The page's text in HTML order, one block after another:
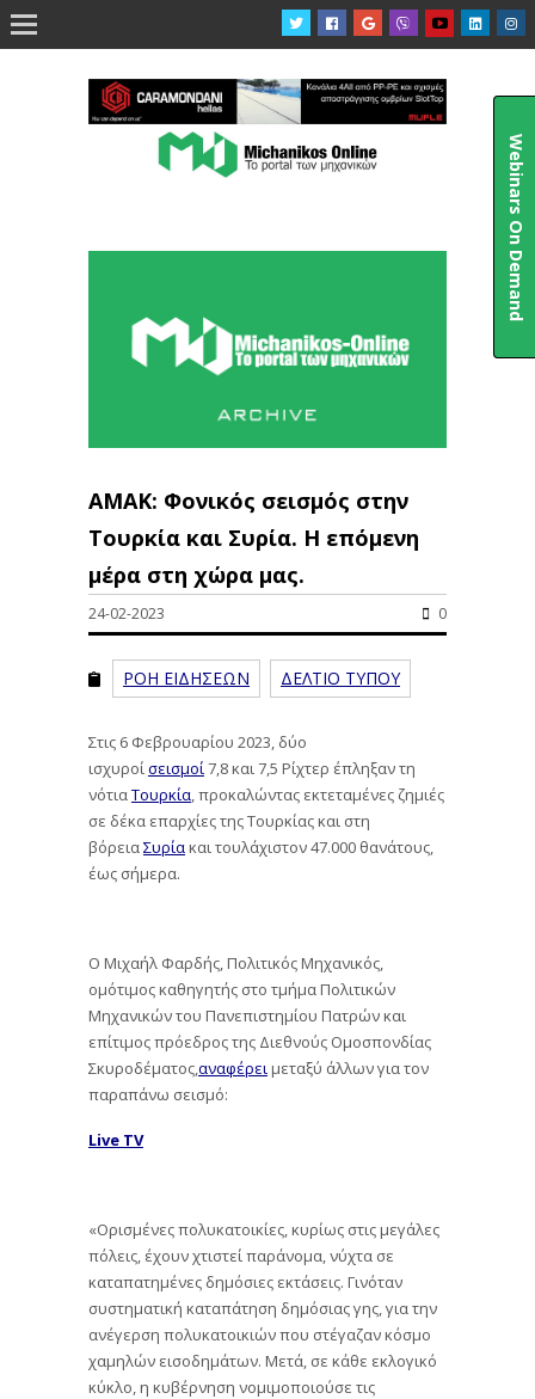

ΑΜΑΚ: Φονικός σεισμός στην
Τουρκία και Συρία. Η επόμενη
μέρα στη χώρα μας.
24-02-2023 0
ΡΟΗ ΕΙΔΗΣΕΩΝ ΔΕΛΤΙΟ ΤΥΠΟΥ
Στις 6 Φεβρουαρίου 2023, δύο
ισχυροί σεισμοί 7,8 και 7,5 Ρίχτερ έπληξαν τη
νότιαΤουρκία , προκαλώντας εκτεταμένες ζημιές
σε δέκα επαρχίες της Τουρκίας και στη
βόρειαΣυρίακαι τουλάχιστον 47.000 θανάτους,
έως σήμερα.
Ο Μιχαήλ Φαρδής, Πολιτικός Μηχανικός,
ομότιμος καθηγητής στο τμήμα Πολιτικών
Μηχανικών του Πανεπιστημίου Πατρών και
επίτιμος πρόεδρος της Διεθνούς Ομοσπονδίας
Σκυροδέματος,αναφέρει μεταξύ άλλων για τον
παραπάνω σεισμό:
Live TV
«Ορισμένες πολυκατοικίες, κυρίως στις μεγάλες
πόλεις, έχουν χτιστεί παράνομα, νύχτα σε
καταπατημένες δημόσιες εκτάσεις. Γινόταν
συστηματική καταπάτηση δημόσιας γης, για την
ανέγερση πολυκατοικιών που στέγαζαν κόσμο
χαμηλών εισοδημάτων. Μετά, σε κάθε εκλογικό
κύκλο, η κυβέρνηση νομιμοποιούσε τις
Webinars On Demand